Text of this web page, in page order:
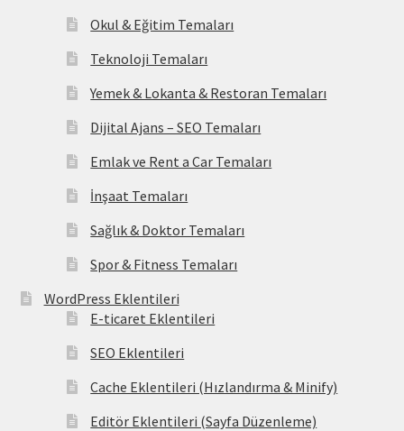
Okul & Eğitim Temaları
Teknoloji Temaları
Yemek & Lokanta & Restoran Temaları
Dijital Ajans – SEO Temaları
Emlak ve Rent a Car Temaları
İnşaat Temaları
Sağlık & Doktor Temaları
Spor & Fitness Temaları
WordPress Eklentileri
E-ticaret Eklentileri
SEO Eklentileri
Cache Eklentileri (Hızlandırma & Minify)
Editör Eklentileri (Sayfa Düzenleme)